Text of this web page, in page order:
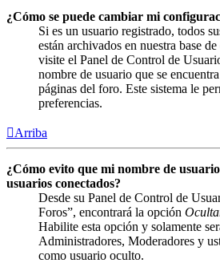
¿Cómo se puede cambiar mi
Si es un usuario registrado, todos
están archivados en nuestra base
visite el Panel de Control de
nombre de usuario que se
páginas del foro. Este sistema le
preferencias.
Arriba
¿Cómo evito que mi nombre de
usuarios conectados?
Desde su Panel de Control de
Foros”, encontrará la opción
Habilite esta opción y solamente
Administradores, Moderadores y
como usuario oculto.